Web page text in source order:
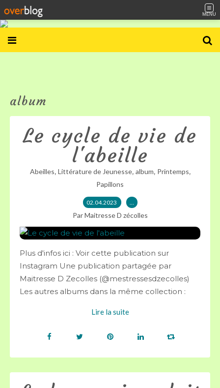
MENU
album
Le cycle de vie de
l'abeille
Abeilles, Littérature de Jeunesse, album, Printemps,
Papillons
02.04.2023 …
Par Maitresse D zécolles
Plus d'infos ici : Voir cette publication sur
Instagram Une publication partagée par
Maitresse D Zecolles (@mestressesdzecolles)
Les autres albums dans la même collection :
Lire la suite